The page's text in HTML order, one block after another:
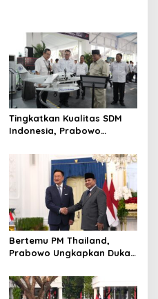
Tingkatkan Kualitas SDM
Indonesia, Prabowo
hingga Undang Universitas
Terbaik Dunia
Bertemu PM Thailand,
Prabowo Ungkapkan Duka
Selamat Ulang Tahun ke
Raja Thailand